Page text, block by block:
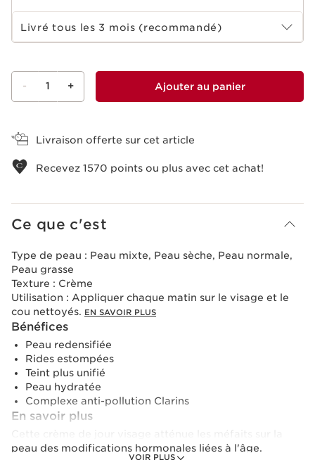
Choisir la période d''abonnement
Livré tous les 3 mois (recommandé)
- 1 + Ajouter au panier
Livraison offerte sur cet article
Recevez 1570 points ou plus avec cet achat!
Ce que c'est
VOIR PLUS
Type de peau : Peau mixte, Peau sèche, Peau normale,
Peau grasse
Texture : Crème
Utilisation : Appliquer chaque matin sur le visage et le
cou nettoyés. EN SAVOIR PLUS
Bénéfices
Peau redensifiée
Rides estompées
Teint plus unifié
Peau hydratée
Complexe anti-pollution Clarins
En savoir plus
Cette crème de jour visage atténue les méfaits sur la
peau des modifications hormonales liées à l'âge.